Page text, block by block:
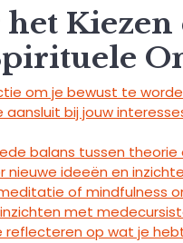
Kiezen
om je bewust te
aansluit bij jouw
balans tussen theorie
nieuwe ideeën en
of mindfulness
met
reflecteren op wat je